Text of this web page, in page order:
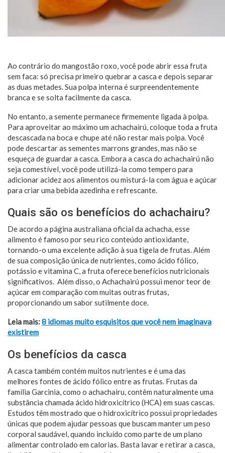
Ao contrário do mangostão roxo, você pode abrir essa fruta
sem faca: só precisa primeiro quebrar a casca e depois separar
as duas metades. Sua polpa interna é surpreendentemente
branca e se solta facilmente da casca.
No entanto, a semente permanece firmemente ligada à polpa.
Para aproveitar ao máximo um achachairú, coloque toda a fruta
descascada na boca e chupe até não restar mais polpa. Você
pode descartar as sementes marrons grandes, mas não se
esqueça de guardar a casca. Embora a casca do achachairú não
seja comestível, você pode utilizá-la como tempero para
adicionar acidez aos alimentos ou misturá-la com água e açúcar
para criar uma bebida azedinha e refrescante.
Quais são os benefícios do achachairu?
De acordo a página australiana oficial da achacha, esse
alimento é famoso por seu rico conteúdo antioxidante,
tornando-o uma excelente adição à sua tigela de frutas. Além
de sua composição única de nutrientes, como ácido fólico,
potássio e vitamina C, a fruta oferece benefícios nutricionais
significativos. Além disso, o Achachairú possui menor teor de
açúcar em comparação com muitas outras frutas,
proporcionando um sabor sutilmente doce.
Leia mais:8 idiomas muito esquisitos que você nem imaginava
existirem
Os benefícios da casca
A casca também contém muitos nutrientes e é uma das
melhores fontes de ácido fólico entre as frutas. Frutas da
família Garcinia, como o achachairu, contêm naturalmente uma
substância chamada ácido hidroxicítrico (HCA) em suas cascas.
Estudos têm mostrado que o hidroxicítrico possui propriedades
únicas que podem ajudar pessoas que buscam manter um peso
corporal saudável, quando incluído como parte de um plano
alimentar controlado em calorias. Basta lavar e retirar a casca,